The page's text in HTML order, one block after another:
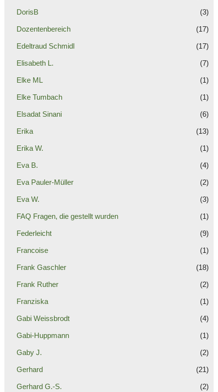
DorisB (3)
Dozentenbereich (17)
Edeltraud Schmidl (17)
Elisabeth L. (7)
Elke ML (1)
Elke Tumbach (1)
Elsadat Sinani (6)
Erika (13)
Erika W. (1)
Eva B. (4)
Eva Pauler-Müller (2)
Eva W. (3)
FAQ Fragen, die gestellt wurden (1)
Federleicht (9)
Francoise (1)
Frank Gaschler (18)
Frank Ruther (2)
Franziska (1)
Gabi Weissbrodt (4)
Gabi-Huppmann (1)
Gaby J. (2)
Gerhard (21)
Gerhard G.-S. (2)